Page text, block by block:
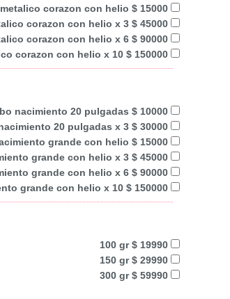
corazon con helio $ 15000
corazon con helio x 3 $ 45000
corazon con helio x 6 $ 90000
corazon con helio x 10 $ 150000
nacimiento 20 pulgadas $ 10000
20 pulgadas x 3 $ 30000
grande con helio $ 15000
grande con helio x 3 $ 45000
grande con helio x 6 $ 90000
grande con helio x 10 $ 150000
100 gr $ 19990
150 gr $ 29990
300 gr $ 59990